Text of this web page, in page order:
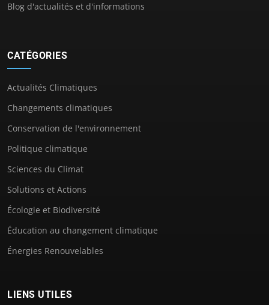
Blog d'actualités et d'informations
CATÉGORIES
Actualités Climatiques
Changements climatiques
Conservation de l'environnement
Politique climatique
Sciences du Climat
Solutions et Actions
Écologie et Biodiversité
Éducation au changement climatique
Énergies Renouvelables
LIENS UTILES